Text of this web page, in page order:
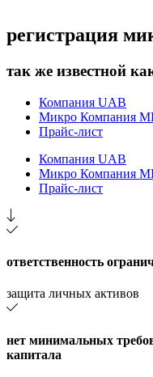
регистрация
так же известной
Компания UAB
Микро Компания
Прайс-лист
Компания UAB
Микро Компания
Прайс-лист
ответственность
защита личных активов
нет минимальных
капитала